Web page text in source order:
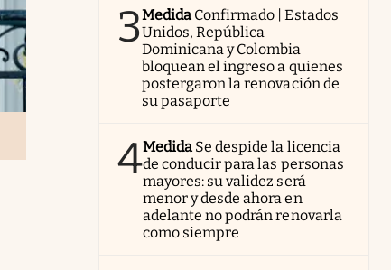
3Medida Confirmado | Estados
Unidos, República
Dominicana y Colombia
bloquean el ingreso a quienes
postergaron la renovación de
su pasaporte
4Medida Se despide la licencia
de conducir para las personas
mayores: su validez será
menor y desde ahora en
adelante no podrán renovarla
como siempre